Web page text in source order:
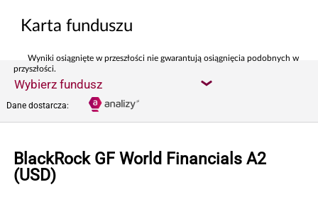
Karta funduszu
Wyniki osiągnięte w przeszłości nie gwarantują osiągnięcia podobnych w
przyszłości.
Wybierz fundusz
Dane dostarcza:
BlackRock GF World Financials A2
(USD)